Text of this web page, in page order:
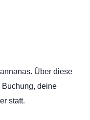
Über diese
deine
statt.